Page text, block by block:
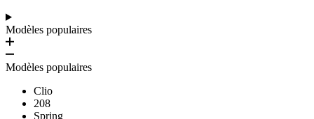
Modèles populaires
Modèles populaires
Clio
208
Spring